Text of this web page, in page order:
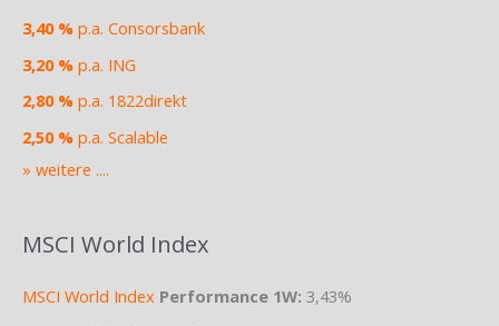
3,40 % p.a. Consorsbank
3,20 % p.a. ING
2,80 % p.a. 1822direkt
2,50 % p.a. Scalable
» weitere ....
MSCI World Index
MSCI World Index Performance 1W: 3,43%